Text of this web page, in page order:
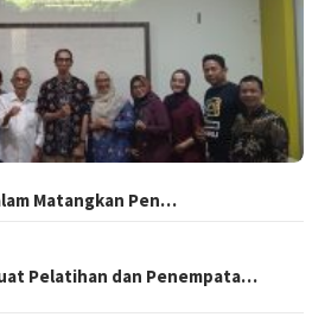
Matangkan Pen…
Pelatihan dan Penempata…